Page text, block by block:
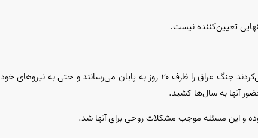
تعیین‌کننده نیست.
معاون سیاسی نیروی دریایی سپاه با اشاره به جنگ دوم خلیج فارس گفت: آمریکایی‌ها تصور می‌کردند جنگ عراق را ظرف ۲۰ روز به پایان می‌رسانند و حتی به نیرو‌های خود
آنها به سال‌ها کشید.
و این مسئله موجب مشکلات روحی برای آنها شد.